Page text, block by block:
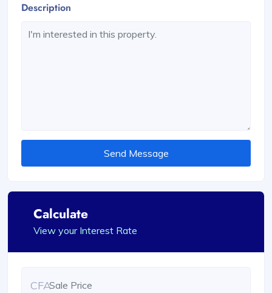
Description
Send Message
Calculate
View your Interest Rate
CFA